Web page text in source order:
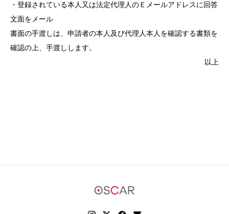
・登録されている本人又は法定代理人のＥメールアドレスに回答
文面をメール
書面の手渡しは、申請者の本人及び代理人本人を確認する書類を
確認の上、手渡しします。
以上